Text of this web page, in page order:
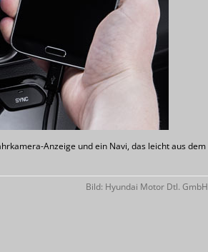
Anzeige und ein Navi, das leicht aus dem
Bild: Hyundai Motor Dtl. GmbH